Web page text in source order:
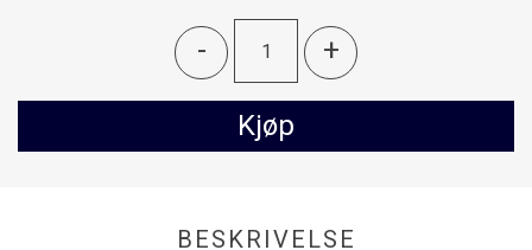
- +
Kjøp
BESKRIVELSE